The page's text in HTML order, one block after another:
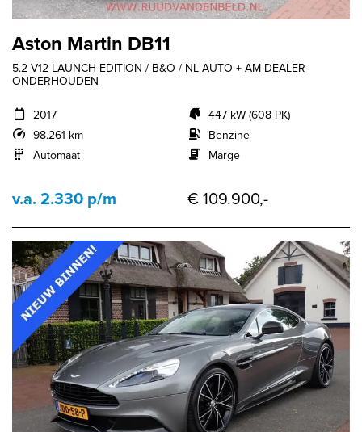
Aston Martin DB11
5.2 V12 LAUNCH EDITION / B&O / NL-AUTO + AM-DEALER-
ONDERHOUDEN
2017
98.261 km
Automaat
447 kW (608 PK)
Benzine
Marge
v.a. 2.330 p/m € 109.900,-